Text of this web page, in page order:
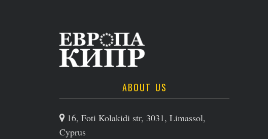
ABOUT US
16, Foti Kolakidi str, 3031, Limassol,
Cyprus